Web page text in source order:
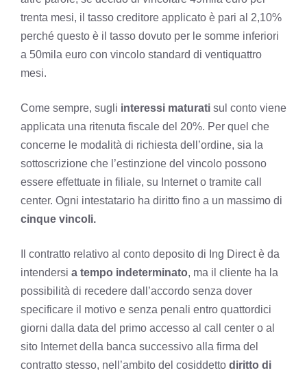
trenta mesi, il tasso creditore applicato è pari al 2,10%
perché questo è il tasso dovuto per le somme inferiori
a 50mila euro con vincolo standard di ventiquattro
mesi.
Come sempre, sugli interessi maturati sul conto viene
applicata una ritenuta fiscale del 20%. Per quel che
concerne le modalità di richiesta dell’ordine, sia la
sottoscrizione che l’estinzione del vincolo possono
essere effettuate in filiale, su Internet o tramite call
center. Ogni intestatario ha diritto fino a un massimo di
cinque vincoli.
Il contratto relativo al conto deposito di Ing Direct è da
intendersi a tempo indeterminato, ma il cliente ha la
possibilità di recedere dall’accordo senza dover
specificare il motivo e senza penali entro quattordici
giorni dalla data del primo accesso al call center o al
sito Internet della banca successivo alla firma del
contratto stesso, nell’ambito del cosiddetto diritto di